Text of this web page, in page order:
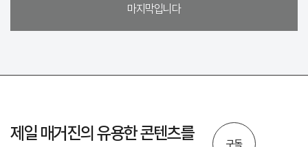
마지막입니다
제일 매거진의 유용한 콘텐츠를
구독